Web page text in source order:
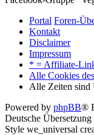
Portal Foren-
Kontakt
Disclaimer
Impressum
* = Affiliate-
Alle Cookies
Alle Zeiten sind
Powered by phpBB®
Deutsche Übersetzung
Style we_universal